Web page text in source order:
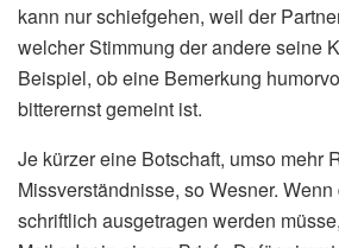
kann nur schiefgehen, weil der
welcher Stimmung der andere seine
Beispiel, ob eine Bemerkung
bitterernst gemeint ist.
Je kürzer eine Botschaft, umso mehr
Missverständnisse, so Wesner.
schriftlich ausgetragen werden